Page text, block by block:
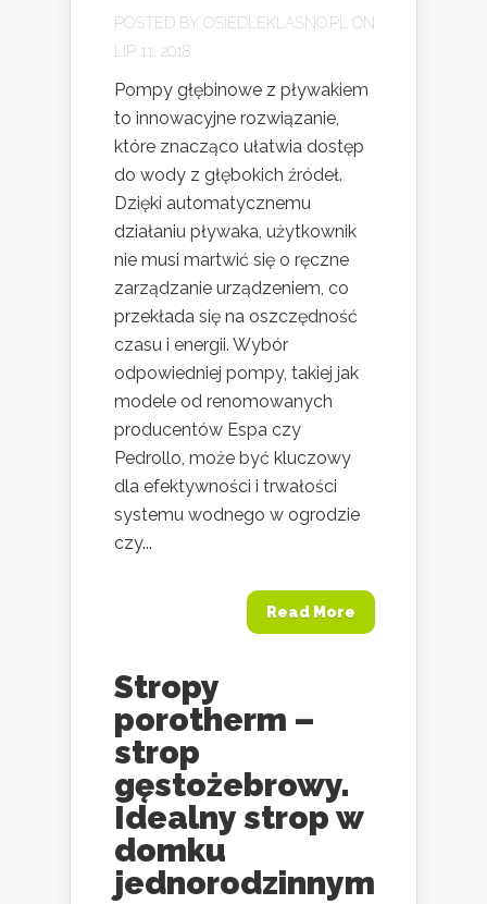
POSTED BY OSIEDLEKLASNO.PL ON
LIP 11, 2018
Pompy głębinowe z pływakiem
to innowacyjne rozwiązanie,
które znacząco ułatwia dostęp
do wody z głębokich źródeł.
Dzięki automatycznemu
działaniu pływaka, użytkownik
nie musi martwić się o ręczne
zarządzanie urządzeniem, co
przekłada się na oszczędność
czasu i energii. Wybór
odpowiedniej pompy, takiej jak
modele od renomowanych
producentów Espa czy
Pedrollo, może być kluczowy
dla efektywności i trwałości
systemu wodnego w ogrodzie
czy...
Read More
Stropy
porotherm –
strop
gęstożebrowy.
Idealny strop w
domku
jednorodzinnym